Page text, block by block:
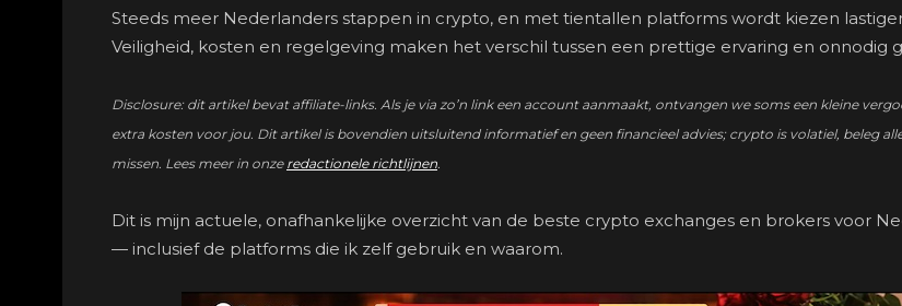
Steeds meer Nederlanders stappen in crypto, en met tientallen platforms wordt kiezen
Veiligheid, kosten en regelgeving maken het verschil tussen een prettige ervaring en onnodig
Disclosure: dit artikel bevat affiliate-links. Als je via zo’n link een account aanmaakt, ontvangen we soms een kleine
extra kosten voor jou. Dit artikel is bovendien uitsluitend informatief en geen financieel advies; crypto is volatiel, beleg
missen. Lees meer in onze redactionele richtlijnen.
Dit is mijn actuele, onafhankelijke overzicht van de beste crypto exchanges en brokers voor
— inclusief de platforms die ik zelf gebruik en waarom.